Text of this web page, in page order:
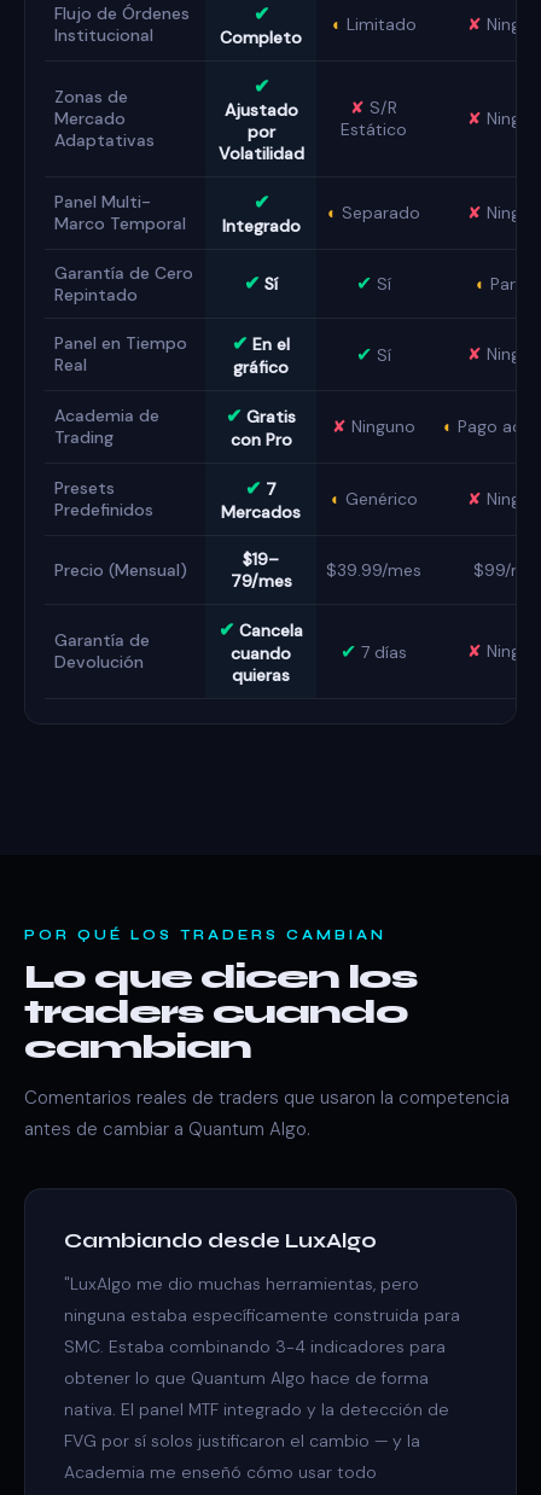
Flujo de Órdenes
Institucional
✔
Completo
◐ Limitado ✘
Zonas de
Mercado
Adaptativas
✔
Ajustado
por
Volatilidad
✘ S/R
Estático
✘
Panel Multi-
Marco Temporal
✔
Integrado
◐ Separado ✘
Garantía de Cero
Repintado
✔ Sí ✔ Sí ◐ Parcial
Panel en Tiempo
Real
✔ En el
gráfico
✔ Sí ✘
Academia de
Trading
✔ Gratis
con Pro
✘ Ninguno ◐ Pago
Presets
Predefinidos
✔ 7
Mercados
◐ Genérico ✘
Precio (Mensual)
$19–
79/mes
$39.99/mes $99/
Garantía de
Devolución
✔ Cancela
cuando
quieras
✔ 7 días ✘
POR QUÉ LOS TRADERS CAMBIAN
Lo que dicen los
traders cuando
cambian
Comentarios reales de traders que usaron la competencia
antes de cambiar a Quantum Algo.
Cambiando desde LuxAlgo
"LuxAlgo me dio muchas herramientas, pero
ninguna estaba específicamente construida para
SMC. Estaba combinando 3-4 indicadores para
obtener lo que Quantum Algo hace de forma
nativa. El panel MTF integrado y la detección de
FVG por sí solos justificaron el cambio — y la
Academia me enseñó cómo usar todo